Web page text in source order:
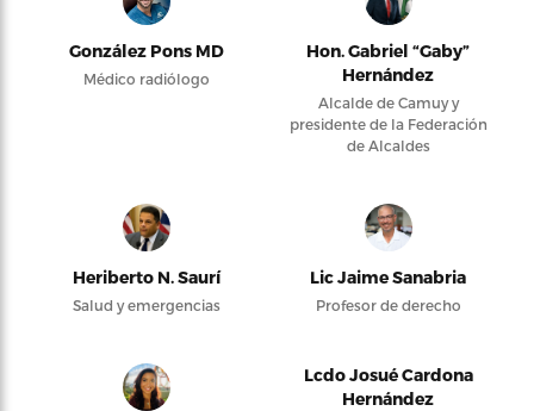
González Pons MD
Médico radiólogo
Hon. Gabriel “Gaby”
Hernández
Alcalde de Camuy y
presidente de la Federación
de Alcaldes
Heriberto N. Saurí
Salud y emergencias
Lic Jaime Sanabria
Profesor de derecho
Lcdo Josué Cardona
Hernández